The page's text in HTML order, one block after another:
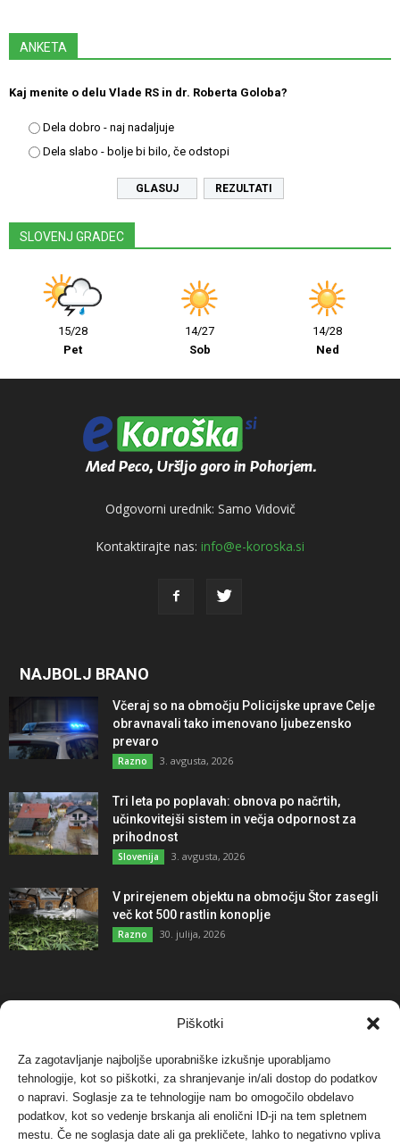
Piškotki
Za zagotavljanje najboljše uporabniške izkušnje uporabljamo
tehnologije, kot so piškotki, za shranjevanje in/ali dostop do podatkov
o napravi. Soglasje za te tehnologije nam bo omogočilo obdelavo
podatkov, kot so vedenje brskanja ali enolični ID-ji na tem spletnem
mestu. Če ne soglasja date ali ga prekličete, lahko to negativno vpliva
ANKETA
Kaj menite o delu Vlade RS in dr. Roberta Goloba?
Dela dobro - naj nadaljuje
Dela slabo - bolje bi bilo, če odstopi
REZULTATI
SLOVENJ GRADEC
15/28
Pet
14/27
Sob
14/28
Ned
Odgovorni urednik: Samo Vidovič
Kontaktirajte nas: info@e-koroska.si
NAJBOLJ BRANO
Včeraj so na območju Policijske uprave Celje
obravnavali tako imenovano ljubezensko
prevaro
Razno 3. avgusta, 2026
Tri leta po poplavah: obnova po načrtih,
učinkovitejši sistem in večja odpornost za
prihodnost
Slovenija 3. avgusta, 2026
V prirejenem objektu na območju Štor zasegli
več kot 500 rastlin konoplje
Razno 30. julija, 2026
NAJBOLJ KOMENTIRANO
Protest proti vetrnim elektrarnam na Ojstrici, v
svetu pa vedno bolj...
Dogodki 12. maja, 2017